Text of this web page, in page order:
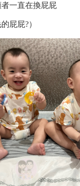
一直在換屁屁
屁屁?）